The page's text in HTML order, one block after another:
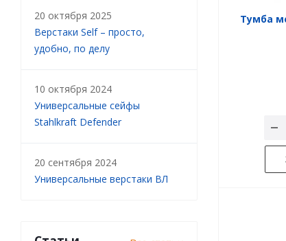
Тумба
20 октября 2025
Верстаки Self – просто,
удобно, по делу
10 октября 2024
Универсальные сейфы
Stahlkraft Defender
20 сентября 2024
Универсальные верстаки ВЛ